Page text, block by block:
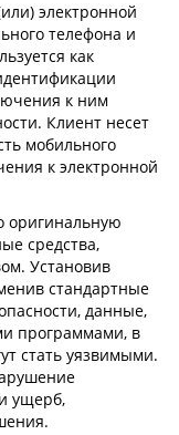
электронной
телефона и
как
к ним
Клиент несет
мобильного
к электронной
оригинальную
средства,
Установив
стандартные
данные,
программами, в
стать уязвимыми.
ущерб,